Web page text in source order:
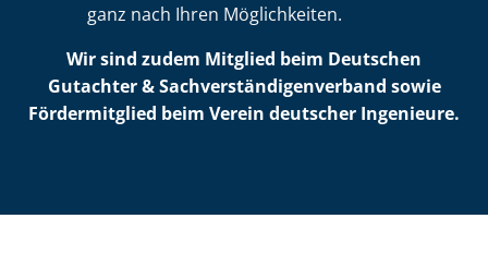
ganz nach Ihren Möglichkeiten.
Wir sind zudem Mitglied beim Deutschen
Gutachter & Sach­ver­stän­di­gen­ver­band sowie
Fördermitglied beim Verein deutscher Ingenieure.